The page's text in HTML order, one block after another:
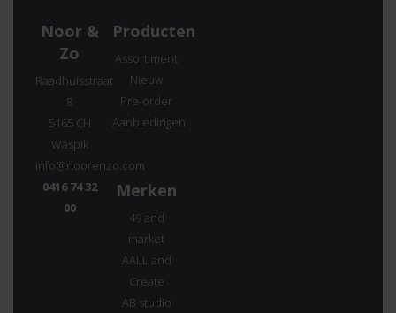
Noor &
Zo
Raadhuisstraat
8
5165 CH
Waspik
info@noorenzo.com
0416 74 32
00
Producten
Assortiment
Nieuw
Pre-order
Aanbiedingen
Merken
49 and
market
AALL and
Create
AB studio